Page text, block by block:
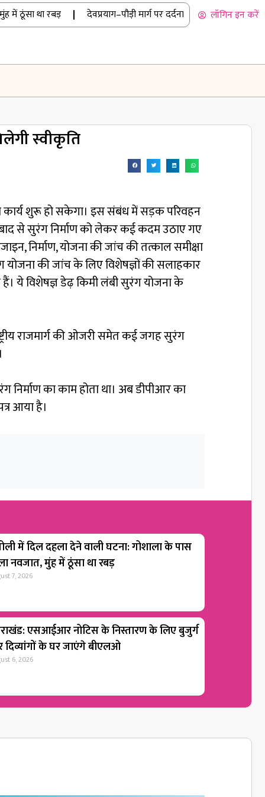
ठूंसा था रबड़ | देवप्रयाग–पौड़ी मार्ग पर दर्दनाक हादसा: कार खाई में
लॉगिन इन करें
स्वीकृति
कार्य शुरू हो सकेगा। इस संबंध में सड़क परिवहन
से सुरंग निर्माण को लेकर कई कदम उठाए गए
निर्माण, योजना की जांच की तत्काल समीक्षा
योजना की जांच के लिए विशेषज्ञों की सलाहकार
ये विशेषज्ञ डेढ़ किमी लंबी सुरंग योजना के
राजमार्ग की ओजरी समेत कई जगह सुरंग
का काम होता था। अब डीपीआर का
आया है।
में दिल दहला देने वाली घटना: गोशाला के पास
नवजात, मुंह में ठूंसा था रबड़
7, 2026
एसआईआर नोटिस के निस्तारण के लिए बुजुर्ग
के घर जाएंगे बीएलओ
6, 2026